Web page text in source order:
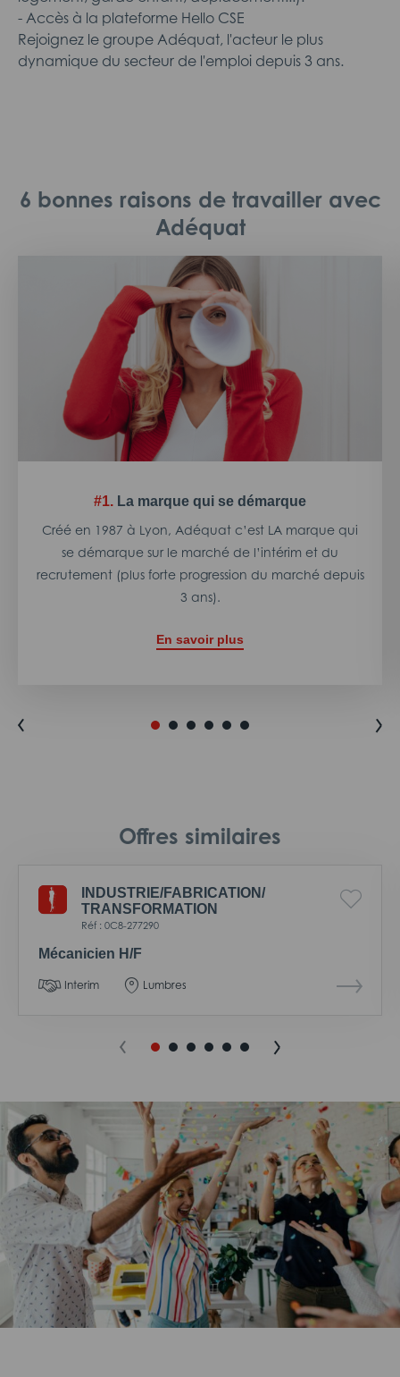
- Accès à la plateforme Hello CSE
Rejoignez le groupe Adéquat, l'acteur le plus
dynamique du secteur de l'emploi depuis 3 ans.
6 bonnes raisons de travailler avec
Adéquat
#1. La marque qui se démarque
Créé en 1987 à Lyon, Adéquat c’est LA marque qui
se démarque sur le marché de l’intérim et du
recrutement (plus forte progression du marché depuis
3 ans).
En savoir plus
Offres similaires
INDUSTRIE/FABRICATION/
TRANSFORMATION
Réf : 0C8-277290
Mécanicien H/F
Interim Lumbres